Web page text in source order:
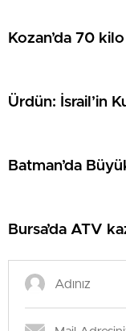
Kozan’da 70
Ürdün: İsrail’in
Batman’da
Bursa’da ATV